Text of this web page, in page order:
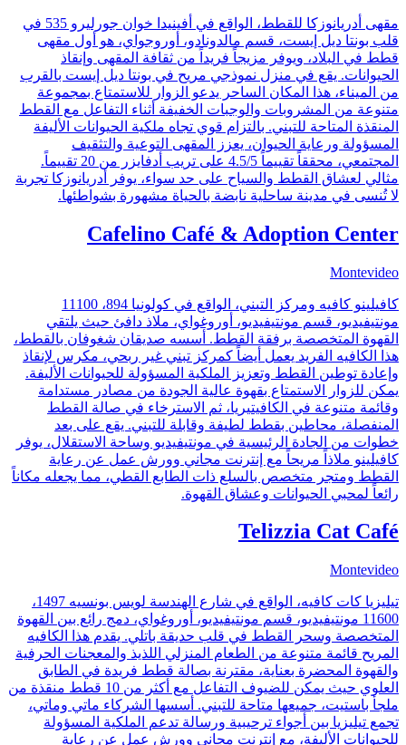
مقهى أدريانوزكا للقطط، الواقع في أفينيدا خوان جورليرو 535 في
قلب بونتا ديل إيست، قسم مالدونادو، أوروجواي، هو أول مقهى
قطط في البلاد، ويوفر مزيجاً فريداً من ثقافة المقهى وإنقاذ
الحيوانات. يقع في منزل نموذجي مريح في بونتا ديل إيست بالقرب
من الميناء، هذا المكان الساحر يدعو الزوار للاستمتاع بمجموعة
متنوعة من المشروبات والوجبات الخفيفة أثناء التفاعل مع القطط
المنقذة المتاحة للتبني. بالتزام قوي تجاه ملكية الحيوانات الأليفة
المسؤولة ورعاية الحيوان، يعزز المقهى التوعية والتثقيف
المجتمعي، محققاً تقييماً 4.5/5 على تريب أدفايزر من 20 تقييماً.
مثالي لعشاق القطط والسياح على حد سواء، يوفر أدريانوزكا تجربة
لا تُنسى في مدينة ساحلية نابضة بالحياة مشهورة بشواطئها.
Cafelino Café & Adoption Center
Montevideo
كافيلينو كافيه ومركز التبني، الواقع في كولونيا 894، 11100
مونتيفيديو، قسم مونتيفيديو، أوروغواي، ملاذ دافئ حيث يلتقي
القهوة المتخصصة برفقة القطط. أسسه صديقان شغوفان بالقطط،
هذا الكافيه الفريد يعمل أيضاً كمركز تبني غير ربحي، مكرس لإنقاذ
وإعادة توطين القطط وتعزيز الملكية المسؤولة للحيوانات الأليفة.
يمكن للزوار الاستمتاع بقهوة عالية الجودة من مصادر مستدامة
وقائمة متنوعة في الكافيتيريا، ثم الاسترخاء في صالة القطط
المنفصلة، محاطين بقطط لطيفة وقابلة للتبني. يقع على بعد
خطوات من الجادة الرئيسية في مونتيفيديو وساحة الاستقلال، يوفر
كافيلينو ملاذاً مريحاً مع إنترنت مجاني وورش عمل عن رعاية
القطط ومتجر متخصص بالسلع ذات الطابع القطي، مما يجعله مكاناً
رائعاً لمحبي الحيوانات وعشاق القهوة.
Telizzia Cat Café
Montevideo
تيليزيا كات كافيه، الواقع في شارع الهندسة لويس بونسيه 1497،
11600 مونتيفيديو، قسم مونتيفيديو، أوروغواي، دمج رائع بين القهوة
المتخصصة وسحر القطط في قلب حديقة باتلي. يقدم هذا الكافيه
المريح قائمة متنوعة من الطعام المنزلي اللذيذ والمعجنات الحرفية
والقهوة المحضرة بعناية، مقترنة بصالة قطط فريدة في الطابق
العلوي حيث يمكن للضيوف التفاعل مع أكثر من 10 قطط منقذة من
ملجأ باستيت، جميعها متاحة للتبني. أسسها الشركاء ماتي وماتي،
تجمع تيليزيا بين أجواء ترحيبية ورسالة تدعم الملكية المسؤولة
للحيوانات الأليفة، مع إنترنت مجاني وورش عمل عن رعاية